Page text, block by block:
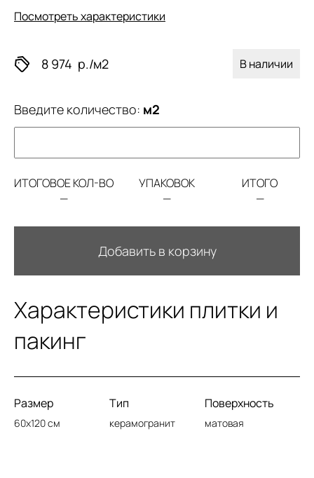
Посмотреть характеристики
8 974 р./м2 В наличии
Введите количество: м2
ИТОГОВОЕ КОЛ-ВО
—
УПАКОВОК
—
ИТОГО
—
Добавить в корзину
Характеристики плитки и
пакинг
Размер
60x120 см
Тип
керамогранит
Поверхность
матовая